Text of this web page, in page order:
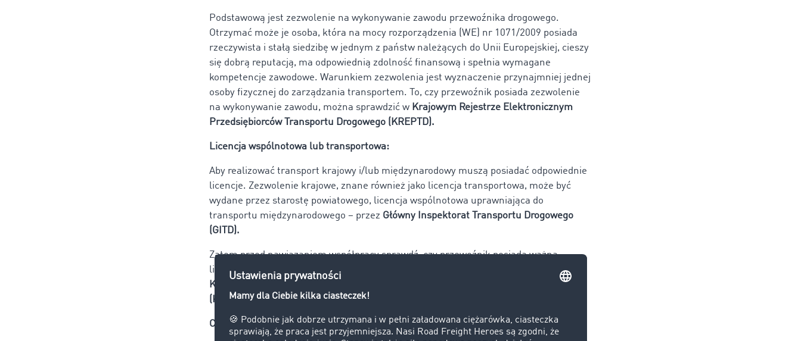
Podstawową jest zezwolenie na wykonywanie zawodu przewoźnika drogowego.
Otrzymać może je osoba, która na mocy rozporządzenia (WE) nr 1071/2009 posiada
rzeczywista i stałą siedzibę w jednym z państw należących do Unii Europejskiej, cieszy
się dobrą reputacją, ma odpowiednią zdolność finansową i spełnia wymagane
kompetencje zawodowe. Warunkiem zezwolenia jest wyznaczenie przynajmniej jednej
osoby fizycznej do zarządzania transportem. To, czy przewoźnik posiada zezwolenie
na wykonywanie zawodu, można sprawdzić w Krajowym Rejestrze Elektronicznym
Przedsiębiorców Transportu Drogowego (KREPTD).
Licencja wspólnotowa lub transportowa:
Aby realizować transport krajowy i/lub międzynarodowy muszą posiadać odpowiednie
licencje. Zezwolenie krajowe, znane również jako licencja transportowa, może być
wydane przez starostę powiatowego, licencja wspólnotowa uprawniająca do
transportu międzynarodowego – przez Główny Inspektorat Transportu Drogowego
(GITD).
Zatem przed nawiązaniem współpracy sprawdź, czy przewoźnik posiada ważną
licencję krajową lub międzynarodową (w zależności od zakresu działalności) w
Krajowym Rejestrze Elektronicznym Przedsiębiorców Transportu Drogowego
(KREPTD).
Certyfikat Kompetencji Zawodowych: